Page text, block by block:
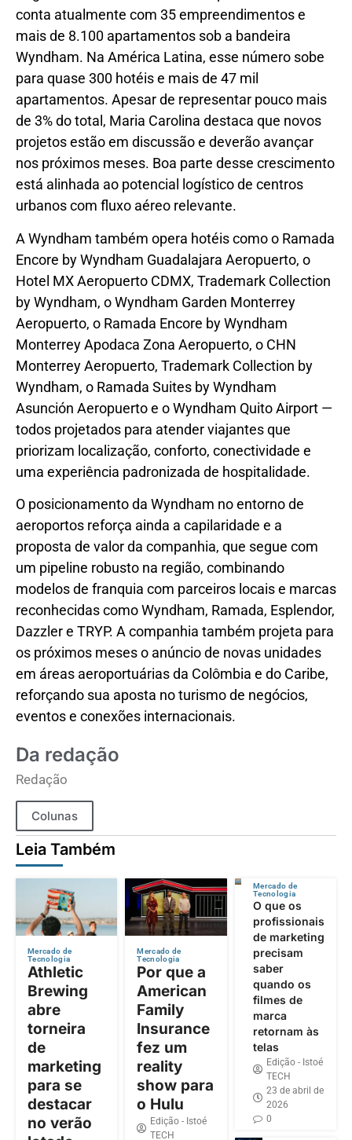
conta atualmente com 35 empreendimentos e
mais de 8.100 apartamentos sob a bandeira
Wyndham. Na América Latina, esse número sobe
para quase 300 hotéis e mais de 47 mil
apartamentos. Apesar de representar pouco mais
de 3% do total, Maria Carolina destaca que novos
projetos estão em discussão e deverão avançar
nos próximos meses. Boa parte desse crescimento
está alinhada ao potencial logístico de centros
urbanos com fluxo aéreo relevante.
A Wyndham também opera hotéis como o Ramada
Encore by Wyndham Guadalajara Aeropuerto, o
Hotel MX Aeropuerto CDMX, Trademark Collection
by Wyndham, o Wyndham Garden Monterrey
Aeropuerto, o Ramada Encore by Wyndham
Monterrey Apodaca Zona Aeropuerto, o CHN
Monterrey Aeropuerto, Trademark Collection by
Wyndham, o Ramada Suites by Wyndham
Asunción Aeropuerto e o Wyndham Quito Airport —
todos projetados para atender viajantes que
priorizam localização, conforto, conectividade e
uma experiência padronizada de hospitalidade.
O posicionamento da Wyndham no entorno de
aeroportos reforça ainda a capilaridade e a
proposta de valor da companhia, que segue com
um pipeline robusto na região, combinando
modelos de franquia com parceiros locais e marcas
reconhecidas como Wyndham, Ramada, Esplendor,
Dazzler e TRYP. A companhia também projeta para
os próximos meses o anúncio de novas unidades
em áreas aeroportuárias da Colômbia e do Caribe,
reforçando sua aposta no turismo de negócios,
eventos e conexões internacionais.
Da redação
Redação
Colunas
Leia Também
Mercado de
Tecnologia
Athletic
Brewing
abre
torneira
de
marketing
para se
destacar
no verão
Mercado de
Tecnologia
Por que a
American
Family
Insurance
fez um
reality
show para
o Hulu
Edição - Istoé
TECH
Mercado de
Tecnologia
O que os
profissionais
de marketing
precisam
saber
quando os
filmes de
marca
retornam às
telas
Edição - Istoé
TECH
23 de abril de
2026
0